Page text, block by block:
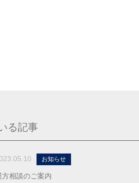
る記事
お知らせ
方相談のご案内